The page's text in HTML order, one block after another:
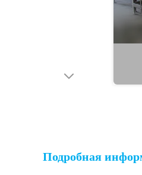
Подробная